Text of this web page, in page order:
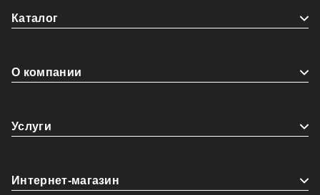
Каталог
О компании
Услуги
Интернет-магазин